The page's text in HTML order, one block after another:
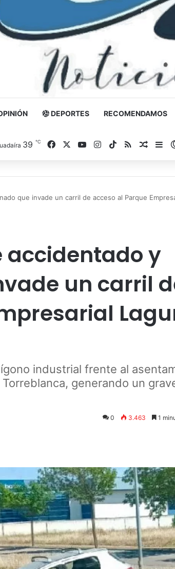
DEPORTES RECOMENDAMOS
39 ℃ FacebookYouTubeInstagram
TikTokRSS
que invade un carril de acceso al Parque
accidentado y
un carril
industrial frente al
generando un
0 3.463 1